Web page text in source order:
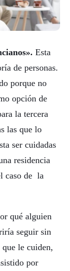
Esta
de personas.
porque no
opción de
la tercera
las que lo
ser cuidadas
residencia
caso de la
qué alguien
seguir sin
le cuiden,
por